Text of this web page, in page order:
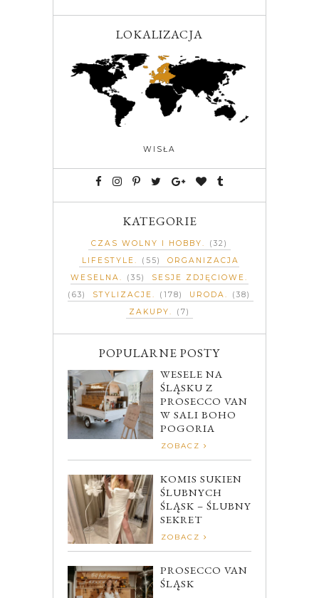
LOKALIZACJA
WISŁA
KATEGORIE
CZAS WOLNY I HOBBY
(32)
LIFESTYLE
(55)
ORGANIZACJA
WESELNA
(35)
SESJE ZDJĘCIOWE
(63)
STYLIZACJE (178) URODA
(38)
ZAKUPY
(7)
POPULARNE POSTY
WESELE NA
ŚLĄSKU Z
PROSECCO VAN
W SALI BOHO
POGORIA
ZOBACZ
KOMIS SUKIEN
ŚLUBNYCH
ŚLĄSK – ŚLUBNY
SEKRET
ZOBACZ
PROSECCO VAN
ŚLĄSK